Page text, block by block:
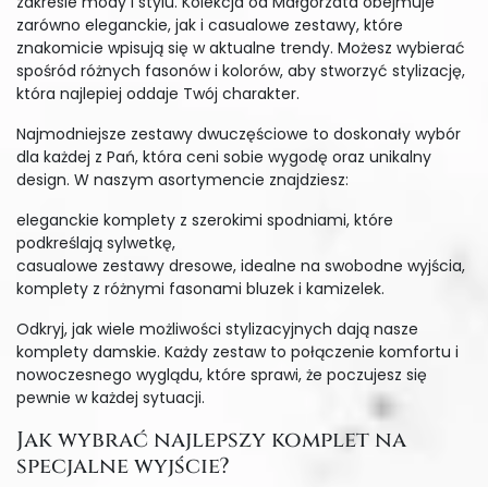
zarówno eleganckie, jak i casualowe zestawy, które
znakomicie wpisują się w aktualne trendy. Możesz wybierać
spośród różnych fasonów i kolorów, aby stworzyć stylizację,
która najlepiej oddaje Twój charakter.
Najmodniejsze zestawy dwuczęściowe to doskonały wybór
dla każdej z Pań, która ceni sobie wygodę oraz unikalny
design. W naszym asortymencie znajdziesz:
eleganckie komplety z szerokimi spodniami, które
podkreślają sylwetkę,
casualowe zestawy dresowe, idealne na swobodne wyjścia,
komplety z różnymi fasonami bluzek i kamizelek.
Odkryj, jak wiele możliwości stylizacyjnych dają nasze
komplety damskie. Każdy zestaw to połączenie komfortu i
nowoczesnego wyglądu, które sprawi, że poczujesz się
pewnie w każdej sytuacji.
Jak wybrać najlepszy komplet na
specjalne wyjście?